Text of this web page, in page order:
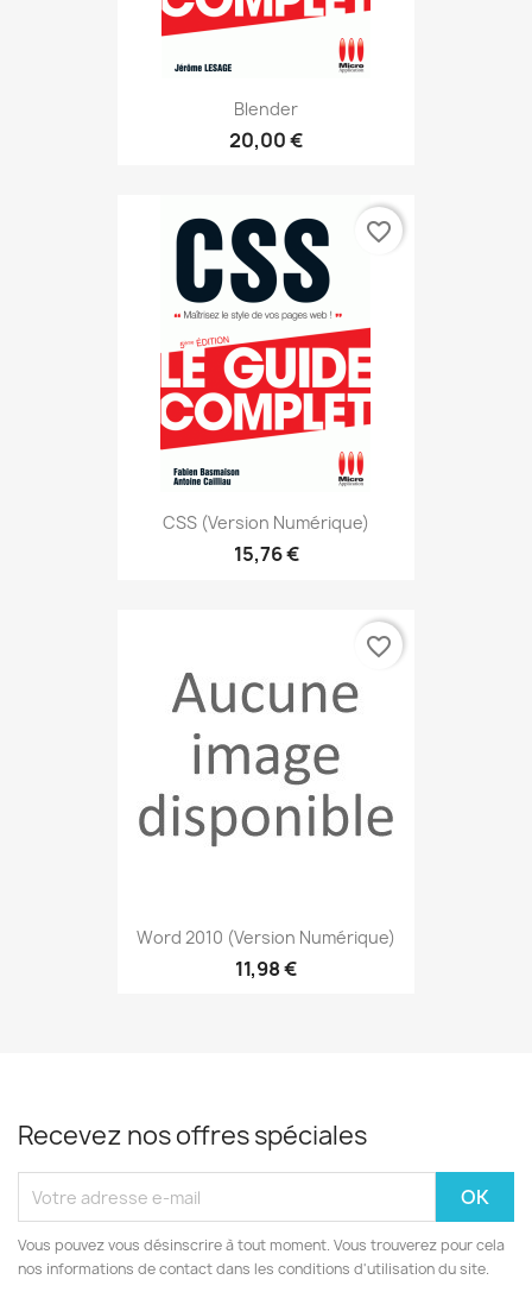
Blender
20,00 €
CSS (version Numérique)
15,76 €
favorite_border
Word 2010 (version Numérique)
11,98 €
favorite_border
Recevez nos offres spéciales
Vous pouvez vous désinscrire à tout moment. Vous trouverez pour cela
nos informations de contact dans les conditions d'utilisation du site.